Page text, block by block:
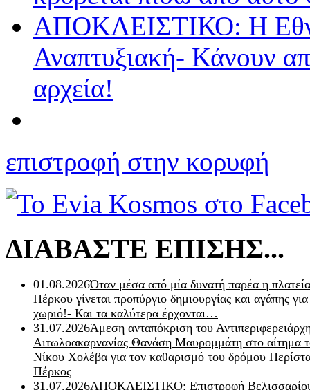
ΑΠΟΚΛΕΙΣΤΙΚΟ: Η
Αναπτυξιακή- Κάνουν
αρχεία!
επιστροφή στην κορυφή
ΔΙΑΒΑΣΤΕ ΕΠΙΣΗΣ...
01.08.2026Όταν μέσα από μία δυνατή παρέα η
Πέρκου γίνεται προπύργιο δημιουργίας και αγάπης
χωριό!- Και τα καλύτερα έρχονται…
31.07.2026Άμεση ανταπόκριση του
Αιτωλοακαρνανίας Θανάση Μαυρομμάτη στο αίτημα
Νίκου Χολέβα για τον καθαρισμό του δρόμου
Πέρκος
31.07.2026ΑΠΟΚΛΕΙΣΤΙΚΟ: Επιστροφή